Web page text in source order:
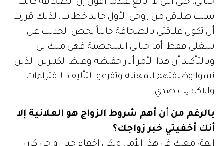
حياتي. حتى أنني لا أبالغ عندما أقول إن الصحافة كانت
سبب طلاقي من زوجي الأول خالد خطاب. لذلك قررت
أن تكون علاقتي بالصحافة حالياً تخص الحديث عن
شغلي فقط. أما حياتي الشخصية فهي ملك لي
وبالتأكيد أن هذا الأمر أثار حفيظة وغيظ الكثيرين الذين
نسوا وظيفتهم المهنية وتفرغوا لتأليف الافتراءات
والأكاذيب ضدي.
بالرغم من أن أهم شروط الزواج هو العلانية إلا
أنك أخفيتي خبر زواجك؟
اتفق معك في هذا الأمر، ولكن إخفاء خبر زواجي كان